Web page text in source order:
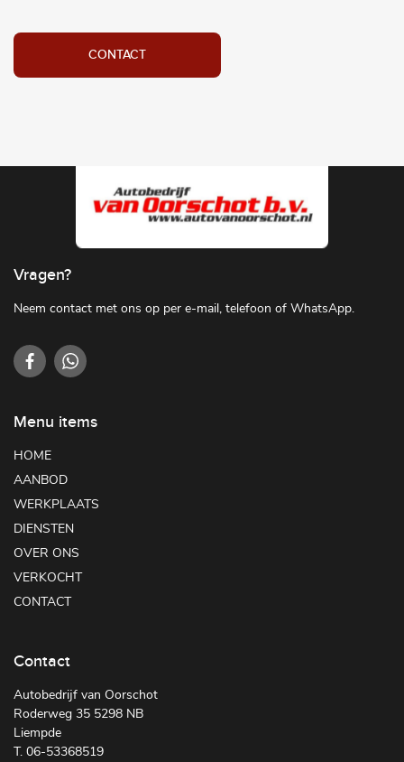
CONTACT
Vragen?
Neem contact met ons op per e-mail, telefoon of WhatsApp.
Menu items
HOME
AANBOD
WERKPLAATS
DIENSTEN
OVER ONS
VERKOCHT
CONTACT
Contact
Autobedrijf van Oorschot
Roderweg 35 5298 NB
Liempde
T. 06-53368519